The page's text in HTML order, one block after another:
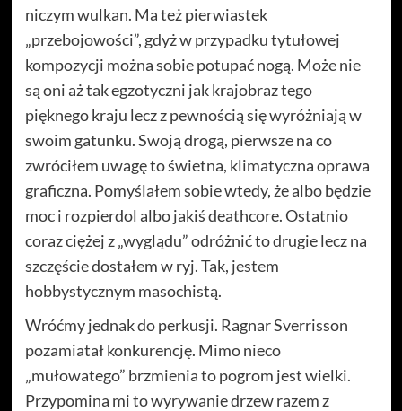
niczym wulkan. Ma też pierwiastek
„przebojowości”, gdyż w przypadku tytułowej
kompozycji można sobie potupać nogą. Może nie
są oni aż tak egzotyczni jak krajobraz tego
pięknego kraju lecz z pewnością się wyróżniają w
swoim gatunku. Swoją drogą, pierwsze na co
zwróciłem uwagę to świetna, klimatyczna oprawa
graficzna. Pomyślałem sobie wtedy, że albo będzie
moc i rozpierdol albo jakiś deathcore. Ostatnio
coraz ciężej z „wyglądu” odróżnić to drugie lecz na
szczęście dostałem w ryj. Tak, jestem
hobbystycznym masochistą.
Wróćmy jednak do perkusji. Ragnar Sverrisson
pozamiatał konkurencję. Mimo nieco
„mułowatego” brzmienia to pogrom jest wielki.
Przypomina mi to wyrywanie drzew razem z